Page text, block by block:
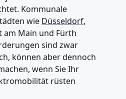
Kommunale
wie Düsseldorf,
am Main und Fürth
sind zwar
können aber dennoch
wenn Sie Ihr
rüsten